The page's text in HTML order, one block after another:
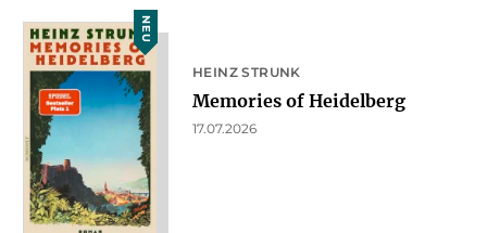
NEU
HEINZ STRUNK
Memories of Heidelberg
17.07.2026